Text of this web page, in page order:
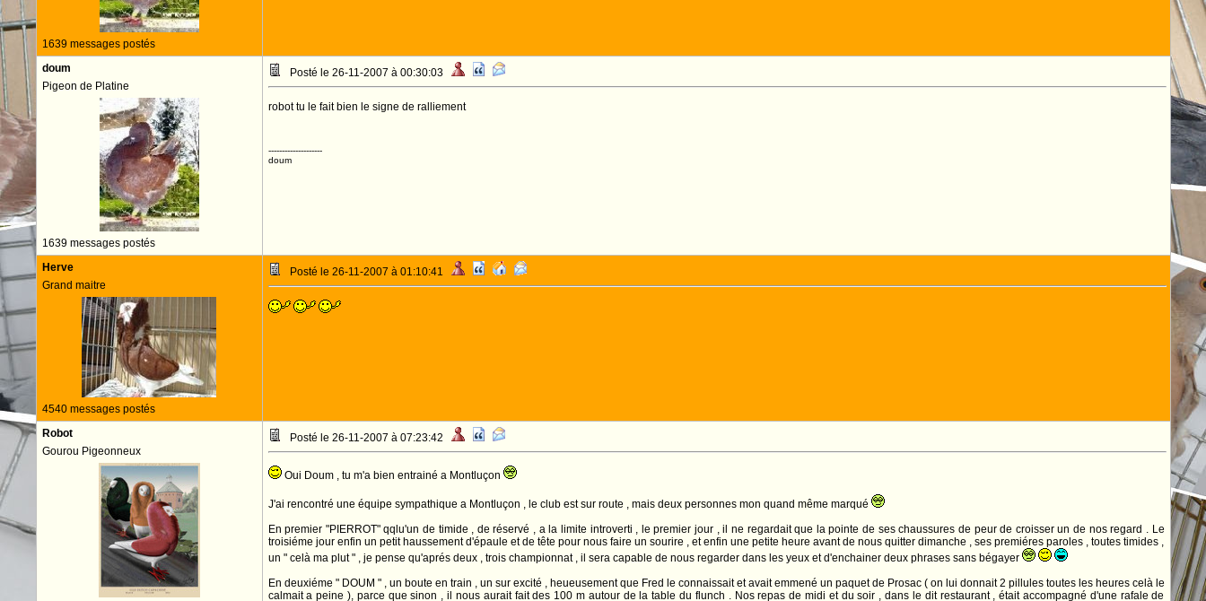
1639 messages postés
doum
Pigeon de Platine
1639 messages postés
Posté le 26-11-2007 à 00:30:03
robot tu le fait bien le signe de ralliement
--------------------
doum
Herve
Grand maitre
4540 messages postés
Posté le 26-11-2007 à 01:10:41
Robot
Gourou Pigeonneux
Posté le 26-11-2007 à 07:23:42
Oui Doum , tu m'a bien entrainé a Montluçon
J'ai rencontré une équipe sympathique a Montluçon , le club est sur route , mais deux personnes mon quand même marqué
En premier "PIERROT" qqlu'un de timide , de réservé , a la limite introverti , le premier jour , il ne regardait que la pointe de ses chaussures de peur de croisser un de nos regard . Le
troisiéme jour enfin un petit haussement d'épaule et de tête pour nous faire un sourire , et enfin une petite heure avant de nous quitter dimanche , ses premiéres paroles , toutes timides ,
un " celà ma plut " , je pense qu'aprés deux , trois championnat , il sera capable de nous regarder dans les yeux et d'enchainer deux phrases sans bégayer
En deuxiéme " DOUM " , un boute en train , un sur excité , heueusement que Fred le connaissait et avait emmené un paquet de Prosac ( on lui donnait 2 pillules toutes les heures celà le
calmait a peine ), parce que sinon , il nous aurait fait des 100 m autour de la table du flunch . Nos repas de midi et du soir , dans le dit restaurant , était accompagné d'une rafale de